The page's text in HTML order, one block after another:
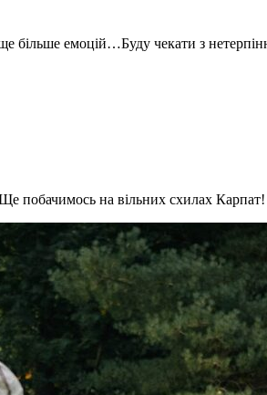
більше емоцій…Буду чекати з
побачимось на вільних схилах Карпат!